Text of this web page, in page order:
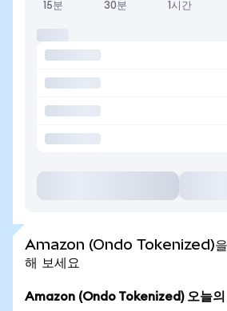
15분 30분 1시간
Amazon (Ondo Tokenized)을
해 보세요
Amazon (Ondo Tokenized) 오늘의